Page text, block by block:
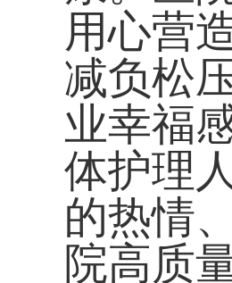
用心营
减负松
业幸福
体护理
的热情
院高质